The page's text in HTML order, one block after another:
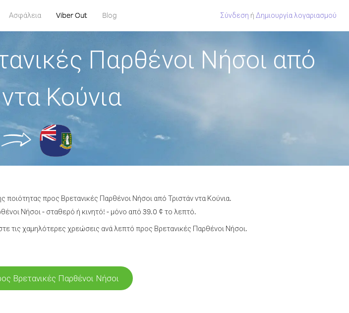
Ασφάλεια Viber Out Blog Σύνδεση ή Δημιουργία λογαριασμού
Παρθένοι Νήσοι από
Κούνια
ποιότητας προς Βρετανικές Παρθένοι Νήσοι από Τριστάν ντα Κούνια.
Νήσοι - σταθερό ή κινητό! - μόνο από 39.0 ¢ το λεπτό.
τις χαμηλότερες χρεώσεις ανά λεπτό προς Βρετανικές Παρθένοι Νήσοι.
Βρετανικές Παρθένοι Νήσοι